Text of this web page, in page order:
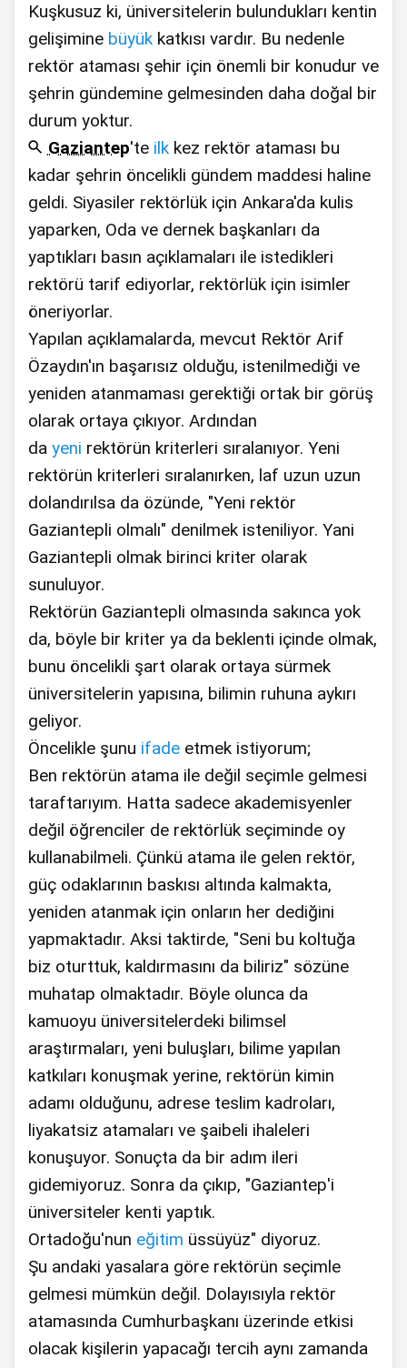
Kuşkusuz ki, üniversitelerin bulundukları kentin
gelişimine büyük katkısı vardır. Bu nedenle
rektör ataması şehir için önemli bir konudur ve
şehrin gündemine gelmesinden daha doğal bir
durum yoktur.
Gaziantep'te ilkkez rektör ataması bu
kadar şehrin öncelikli gündem maddesi haline
geldi. Siyasiler rektörlük için Ankara'da kulis
yaparken, Oda ve dernek başkanları da
yaptıkları basın açıklamaları ile istedikleri
rektörü tarif ediyorlar, rektörlük için isimler
öneriyorlar.
Yapılan açıklamalarda, mevcut Rektör Arif
Özaydın'ın başarısız olduğu, istenilmediği ve
yeniden atanmaması gerektiği ortak bir görüş
olarak ortaya çıkıyor. Ardından
da yeni rektörün kriterleri sıralanıyor. Yeni
rektörün kriterleri sıralanırken, laf uzun uzun
dolandırılsa da özünde, "Yeni rektör
Gaziantepli olmalı" denilmek isteniliyor. Yani
Gaziantepli olmak birinci kriter olarak
sunuluyor.
Rektörün Gaziantepli olmasında sakınca yok
da, böyle bir kriter ya da beklenti içinde olmak,
bunu öncelikli şart olarak ortaya sürmek
üniversitelerin yapısına, bilimin ruhuna aykırı
geliyor.
Öncelikle şunu ifade etmek istiyorum;
Ben rektörün atama ile değil seçimle gelmesi
taraftarıyım. Hatta sadece akademisyenler
değil öğrenciler de rektörlük seçiminde oy
kullanabilmeli. Çünkü atama ile gelen rektör,
güç odaklarının baskısı altında kalmakta,
yeniden atanmak için onların her dediğini
yapmaktadır. Aksi taktirde, "Seni bu koltuğa
biz oturttuk, kaldırmasını da biliriz" sözüne
muhatap olmaktadır. Böyle olunca da
kamuoyu üniversitelerdeki bilimsel
araştırmaları, yeni buluşları, bilime yapılan
katkıları konuşmak yerine, rektörün kimin
adamı olduğunu, adrese teslim kadroları,
liyakatsiz atamaları ve şaibeli ihaleleri
konuşuyor. Sonuçta da bir adım ileri
gidemiyoruz. Sonra da çıkıp, "Gaziantep'i
üniversiteler kenti yaptık.
Ortadoğu'nun eğitim üssüyüz" diyoruz.
Şu andaki yasalara göre rektörün seçimle
gelmesi mümkün değil. Dolayısıyla rektör
atamasında Cumhurbaşkanı üzerinde etkisi
olacak kişilerin yapacağı tercih aynı zamanda